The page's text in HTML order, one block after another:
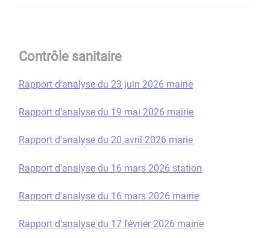
Contrôle sanitaire
Rapport d'analyse du 23 juin 2026 mairie
Rapport d'analyse du 19 mai 2026 mairie
Rapport d'analyse du 20 avril 2026 marie
Rapport d'analyse du 16 mars 2026 station
Rapport d'analyse du 16 mars 2026 mairie
Rapport d'analyse du 17 février 2026 mairie